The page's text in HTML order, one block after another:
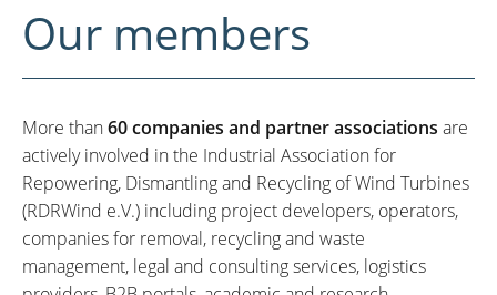
Our members
More than60 companies and partner associations are
actively involved in the Industrial Association for
Repowering, Dismantling and Recycling of Wind Turbines
(RDRWind e.V.) including project developers, operators,
companies for removal, recycling and waste
management, legal and consulting services, logistics